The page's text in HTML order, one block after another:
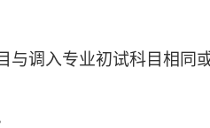
与调入专业初试科目相同